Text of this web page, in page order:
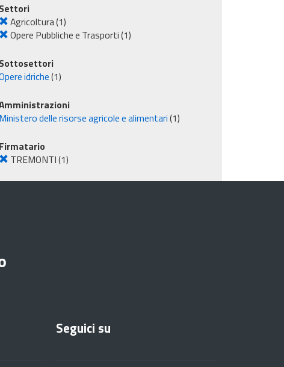
Settori
Agricoltura(1)
Opere Pubbliche e Trasporti(1)
Sottosettori
idriche(1)
Ministero delle risorse agricole e alimentari(1)
Firmatario
TREMONTI(1)
Seguici su